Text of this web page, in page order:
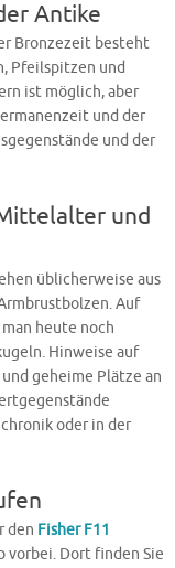
Antike
Bronzezeit besteht
Pfeilspitzen und
ist möglich, aber
und der
und der
und
üblicherweise aus
Auf
heute noch
Hinweise auf
geheime Plätze an
oder in der
den Fisher F11
vorbei. Dort finden Sie